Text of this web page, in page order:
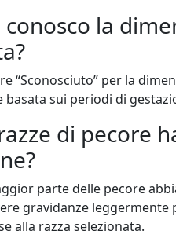
conosco la
“Sconosciuto” per la
basata sui periodi di
di pecore
parte delle pecore
gravidanze
alla razza selezionata.